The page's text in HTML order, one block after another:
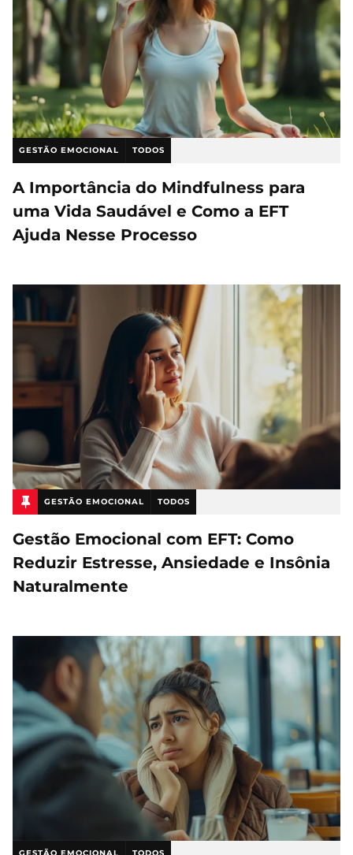
GESTÃO EMOCIONAL TODOS
A Importância do Mindfulness para
uma Vida Saudável e Como a EFT
Ajuda Nesse Processo
GESTÃO EMOCIONAL TODOS
Gestão Emocional com EFT: Como
Reduzir Estresse, Ansiedade e Insônia
Naturalmente
GESTÃO EMOCIONAL TODOS